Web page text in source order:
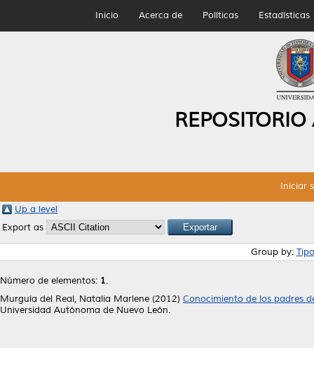
Inicio Acerca de Políticas Estadísticas
Iniciar
Up a level
Export as
Group by:
Número de elementos: 1.
Murguía del Real, Natalia Marlene (2012) Conocimiento de los padres
Universidad Autónoma de Nuevo León.